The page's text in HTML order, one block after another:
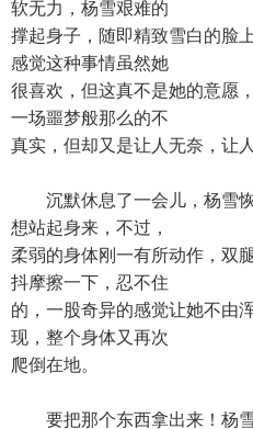
软无力，杨雪艰难的
撑起身子，随即精致雪白的脸
感觉这种事情虽然她
很喜欢，但这真不是她的意愿
一场噩梦般那么的不
真实，但却又是让人无奈，让
沉默休息了一会儿，杨雪恢
想站起身来，不过，
柔弱的身体刚一有所动作，双
抖摩擦一下，忍不住
的，一股奇异的感觉让她不由
现，整个身体又再次
爬倒在地。
要把那个东西拿出来！杨雪